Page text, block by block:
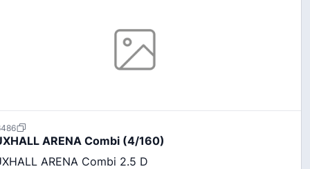
Färg & Rostskydd
Rostskydd
ARENA Combi (4/160)
ARENA Combi 2.5 D